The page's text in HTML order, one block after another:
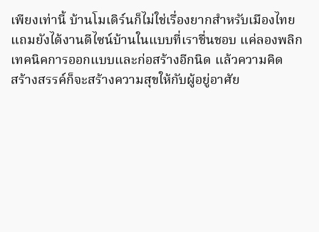
เพียงเท่านี้ บ้านโมเดิร์นก็ไม่ใช่เรื่องยากสำหรับเมืองไทย
แถมยังได้งานดีไซน์บ้านในแบบที่เราชื่นชอบ แค่ลองพลิก
เทคนิคการออกแบบและก่อสร้างอีกนิด แล้วความคิด
สร้างสรรค์ก็จะสร้างความสุขให้กับผู้อยู่อาศัย